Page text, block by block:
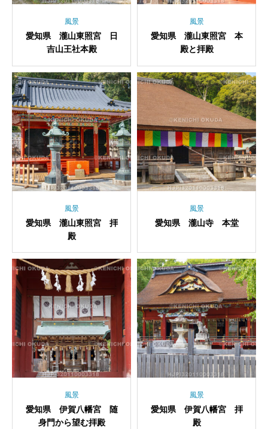
風景
愛知県 瀧山東照宮 日
吉山王社本殿
風景
愛知県 瀧山東照宮 本
殿と拝殿
風景
愛知県 瀧山東照宮 拝
殿
風景
愛知県 瀧山寺 本堂
風景
愛知県 伊賀八幡宮 随
身門から望む拝殿
風景
愛知県 伊賀八幡宮 拝
殿